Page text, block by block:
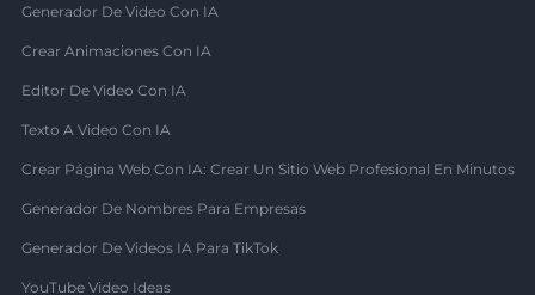
Generador De Video Con IA
Crear Animaciones Con IA
Editor De Video Con IA
Texto A Video Con IA
Crear Página Web Con IA: Crear Un Sitio Web Profesional En Minutos
Generador De Nombres Para Empresas
Generador De Videos IA Para TikTok
YouTube Video Ideas